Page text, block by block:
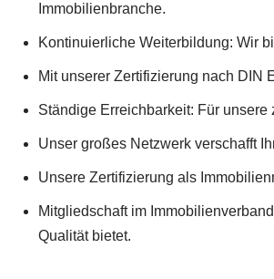
Immobilienbranche.
Kontinuierliche Weiterbildung: Wir
Mit unserer Zertifizierung nach DIN
Ständige Erreichbarkeit: Für
Unser großes Netzwerk verschafft
Unsere Zertifizierung als
Mitgliedschaft im
Qualität bietet.